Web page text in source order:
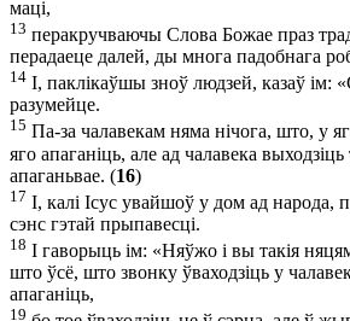
маці,
13 перакручваючы Слова Божае праз
перадаеце далей, ды многа падобнага
14 І, паклікаўшы зноў людзей, казаў ім:
разумейце.
15 Па-за чалавекам няма нічога, што, у
яго апаганіць, але ад чалавека
апаганьвае. (16)
17 І, калі Ісус увайшоў у дом ад народа,
сэнс гэтай прыпавесці.
18 І гаворыць ім: «Няўжо і вы такія
што ўсё, што звонку ўваходзіць у
апаганіць,
19